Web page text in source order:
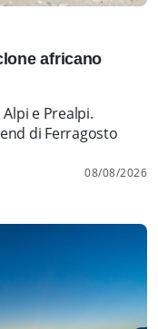
africano
e Prealpi.
di Ferragosto
08/08/2026